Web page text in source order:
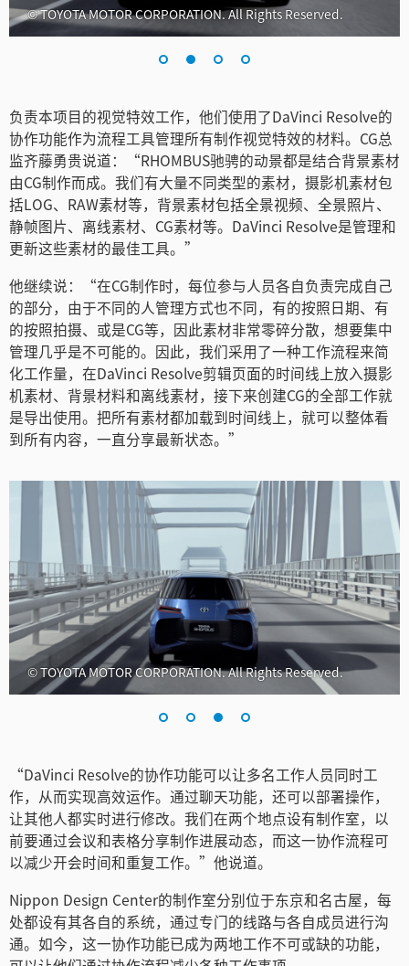
Spain
中华台北
Turkey
UAE
Ukraine
United States
© TOYOTA MOTOR CORPORATION. All Rights Reserved.
负责本项目的视觉特效工作，他们使用了DaVinci Resolve的
协作功能作为流程工具管理所有制作视觉特效的材料。CG总
监齐藤勇贵说道：“RHOMBUS驰骋的动景都是结合背景素材
由CG制作而成。我们有大量不同类型的素材，摄影机素材包
括LOG、RAW素材等，背景素材包括全景视频、全景照片、
静帧图片、离线素材、CG素材等。DaVinci Resolve是管理和
更新这些素材的最佳工具。”
他继续说：“在CG制作时，每位参与人员各自负责完成自己
的部分，由于不同的人管理方式也不同，有的按照日期、有
的按照拍摄、或是CG等，因此素材非常零碎分散，想要集中
管理几乎是不可能的。因此，我们采用了一种工作流程来简
化工作量，在DaVinci Resolve剪辑页面的时间线上放入摄影
机素材、背景材料和离线素材，接下来创建CG的全部工作就
是导出使用。把所有素材都加载到时间线上，就可以整体看
到所有内容，一直分享最新状态。”
© TOYOTA MOTOR CORPORATION. All Rights Reserved.
“DaVinci Resolve的协作功能可以让多名工作人员同时工
作，从而实现高效运作。通过聊天功能，还可以部署操作，
让其他人都实时进行修改。我们在两个地点设有制作室，以
前要通过会议和表格分享制作进展动态，而这一协作流程可
以减少开会时间和重复工作。”他说道。
Nippon Design Center的制作室分别位于东京和名古屋，每
处都设有其各自的系统，通过专门的线路与各自成员进行沟
通。如今，这一协作功能已成为两地工作不可或缺的功能，